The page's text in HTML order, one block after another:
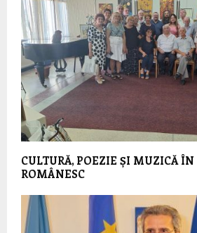
CULTURĂ, POEZIE ȘI MUZICĂ ÎN
ROMÂNESC